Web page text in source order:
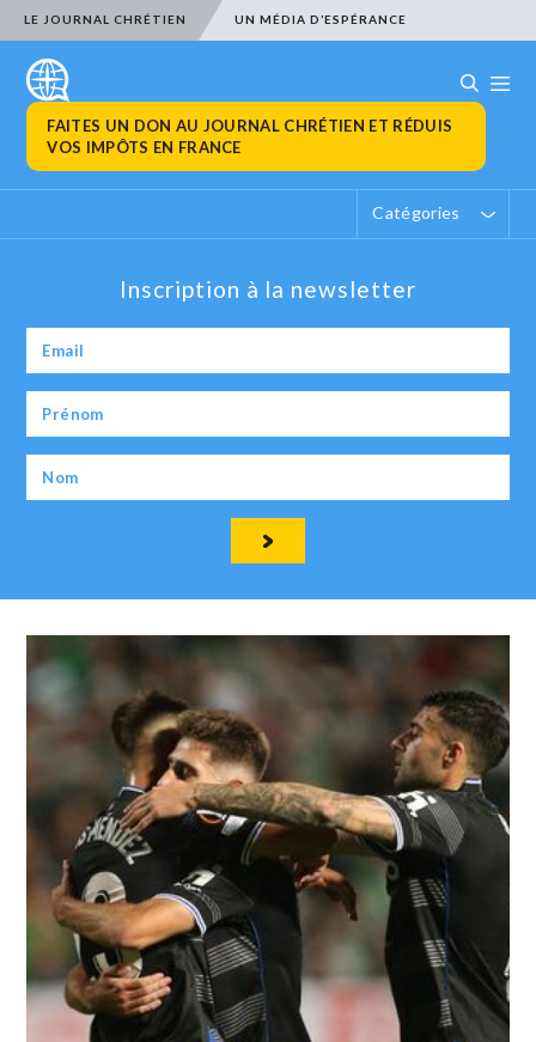
LE JOURNAL CHRÉTIEN UN MÉDIA D’ESPÉRANCE
FAITES UN DON AU JOURNAL CHRÉTIEN ET RÉDUIS
VOS IMPÔTS EN FRANCE
Catégories
Inscription à la newsletter